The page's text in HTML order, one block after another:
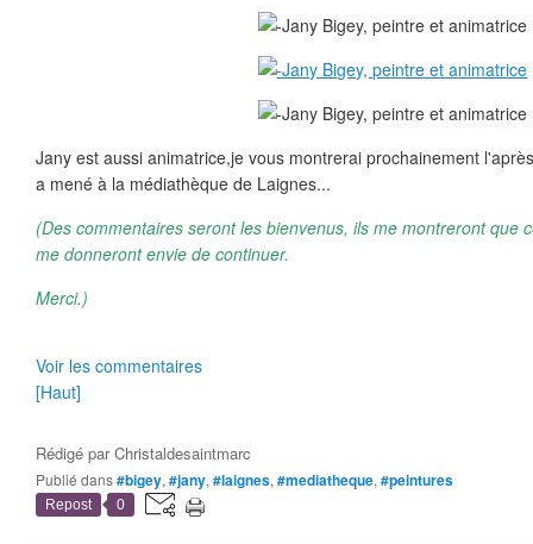
Jany est aussi animatrice,je vous montrerai prochainement
a mené à la médiathèque de Laignes...
(Des commentaires seront les bienvenus, ils me montreront que
me donneront envie de continuer.
Merci.)
Voir les commentaires
[Haut]
Rédigé parChristaldesaintmarc
Publié dans#bigey, #jany, #laignes, #mediatheque, #peintures
Repost 0